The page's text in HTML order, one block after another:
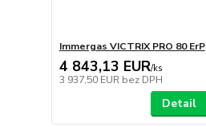
Immergas VICTRIX PRO 80 ErP
4 843,13 EUR/ks
3 937,50 EUR bez DPH
Detail